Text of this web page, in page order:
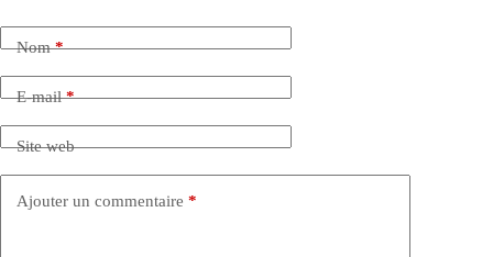
Nom*
E-mail*
Site web
Ajouter un commentaire *